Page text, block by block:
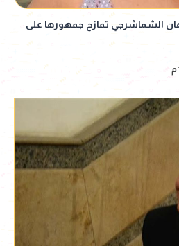
الشماشرجي تمازح جمهورها على